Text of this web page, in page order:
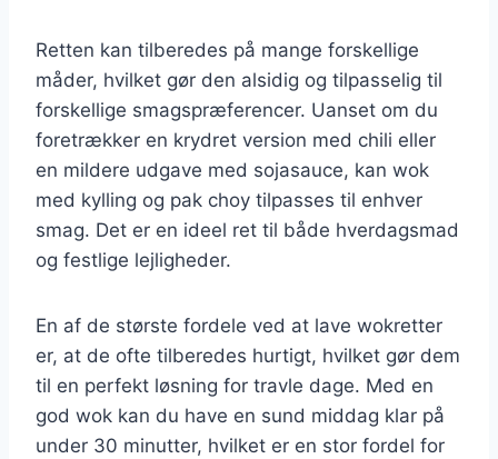
Retten kan tilberedes på mange forskellige
måder, hvilket gør den alsidig og tilpasselig til
forskellige smagspræferencer. Uanset om du
foretrækker en krydret version med chili eller
en mildere udgave med sojasauce, kan wok
med kylling og pak choy tilpasses til enhver
smag. Det er en ideel ret til både hverdagsmad
og festlige lejligheder.
En af de største fordele ved at lave wokretter
er, at de ofte tilberedes hurtigt, hvilket gør dem
til en perfekt løsning for travle dage. Med en
god wok kan du have en sund middag klar på
under 30 minutter, hvilket er en stor fordel for